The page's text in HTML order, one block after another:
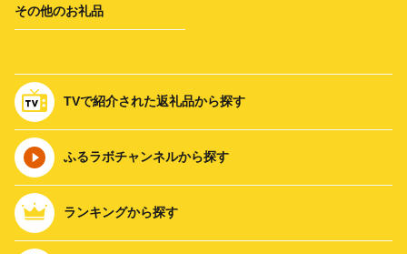
その他のお礼品
TVで紹介された返礼品から探す
ふるラボチャンネルから探す
ランキングから探す